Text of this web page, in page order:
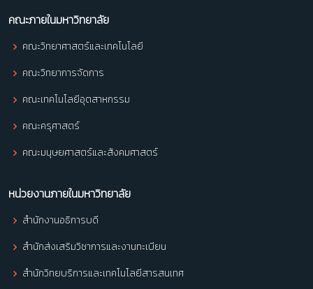
คณะภายในมหาวิทยาลัย
คณะวิทยาศาสตร์และเทคโนโลยี
คณะวิทยาการจัดการ
คณะเทคโนโลยีอุตสาหกรรม
คณะครุศาสตร์
คณะมนุษยศาสตร์และสังคมศาสตร์
หน่วยงานภายในมหาวิทยาลัย
สำนักงานอธิการบดี
สำนักส่งเสริมวิชาการและงานทะเบียน
สำนักวิทยบริการและเทคโนโลยีสารสนเทศ